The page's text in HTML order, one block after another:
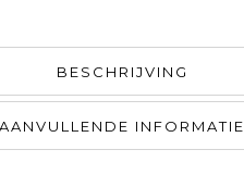
BESCHRIJVING
AANVULLENDE INFORMATIE